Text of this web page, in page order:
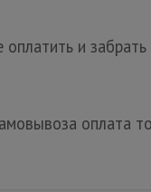
и
оплата